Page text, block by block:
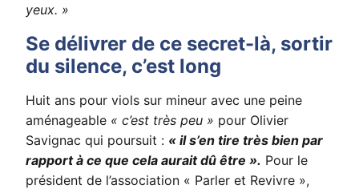
yeux. »
Se délivrer de ce secret-là, sortir
du silence, c’est long
Huit ans pour viols sur mineur avec une peine
aménageable « c’est très peu » pour Olivier
Savignac qui poursuit : « il s’en tire très bien par
rapport à ce que cela aurait dû être ». Pour le
président de l’association « Parler et Revivre »,